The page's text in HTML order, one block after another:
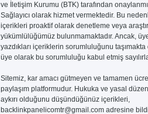
ve İletişim Kurumu (BTK) tarafından
Sağlayıcı olarak hizmet vermektedir. Bu
içerikleri proaktif olarak denetleme veya
yükümlülüğümüz bulunmamaktadır. Ancak,
yazdıkları içeriklerin sorumluluğunu
üye olarak bu sorumluluğu kabul etmiş
Sitemiz, kar amacı gütmeyen ve tamamen
paylaşım platformudur. Hukuka ve yasal
aykırı olduğunu düşündüğünüz içerikleri,
backlinkpanelicomtr@gmail.comadresine